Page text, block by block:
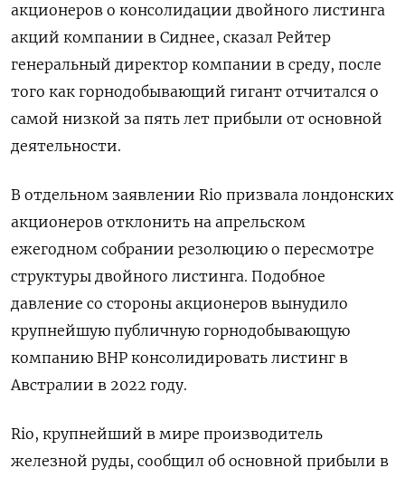
акционеров о консолидации двойного листинга
акций компании в Сиднее, сказал Рейтер
генеральный директор компании в среду, после
того как горнодобывающий гигант отчитался о
самой низкой за пять лет прибыли от основной
деятельности.
В отдельном заявлении Rio призвала лондонских
акционеров отклонить на апрельском
ежегодном собрании резолюцию о пересмотре
структуры двойного листинга. Подобное
давление со стороны акционеров вынудило
крупнейшую публичную горнодобывающую
компанию BHP консолидировать листинг в
Австралии в 2022 году.
Rio, крупнейший в мире производитель
железной руды, сообщил об основной прибыли в